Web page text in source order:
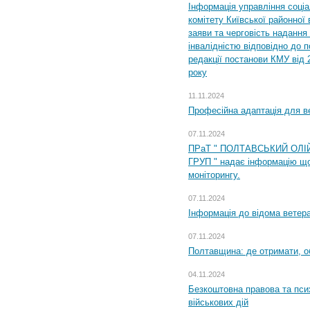
Інформація управління
комітету Київської
заяви та черговість надання
інвалідністю відповідно
редакції постанови КМУ
року
11.11.2024
Професійна адаптація для
07.11.2024
ПРаТ " ПОЛТАВСЬКИЙ
ГРУП " надає інформацію
моніторингу.
07.11.2024
Інформація до відома
07.11.2024
Полтавщина: де отримати,
04.11.2024
Безкоштовна правова та
військових дій